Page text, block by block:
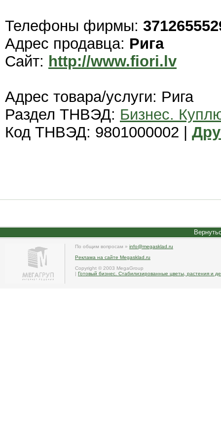
Телефоны фирмы:
Адрес продавца: Рига
Сайт: http://www.fiori.lv
Адрес товара/услуги: Рига
Раздел ТНВЭД: Бизнес.
Код ТНВЭД: 9801000002 |
По общим вопросам » info@megasklad.ru
Реклама на сайте Megasklad.ru
Copyright © 2003 MegaGroup
| Готовый бизнес. Стабилизированные цветы, растения и